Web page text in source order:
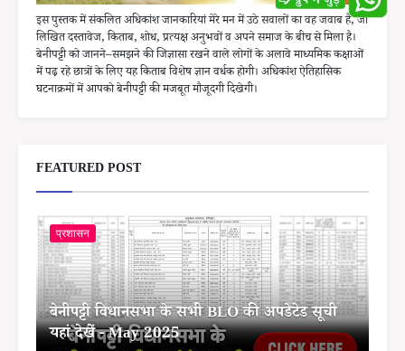
इस पुस्तक में संकलित अधिकांश जानकारियां मेरे मन में उठे सवालों का वह जवाब है, जो
लिखित दस्तावेज, किताब, शोध, प्रत्यक्ष अनुभवों व अपने समाज के बीच से मिला है।
बेनीपट्टी को जानने–समझने की जिज्ञासा रखने वाले लोगों के अलावे माध्यमिक कक्षाओं
में पढ़ रहे छात्रों के लिए यह किताब विशेष ज्ञान वर्धक होगी। अधिकांश ऐतिहासिक
घटनाक्रमों में आपको बेनीपट्टी की मजबूत मौजूदगी दिखेगी।
FEATURED POST
प्रशासन
बेनीपट्टी विधानसभा के सभी BLO की अपडेटेड सूची
यहां देखें - May 2025